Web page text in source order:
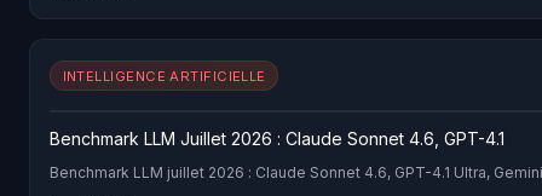
INTELLIGENCE ARTIFICIELLE
Benchmark LLM Juillet 2026 : Claude Sonnet 4.6, GPT-4.1
Benchmark LLM juillet 2026 : Claude Sonnet 4.6, GPT-4.1 Ultra,